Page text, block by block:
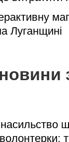
Луганщині